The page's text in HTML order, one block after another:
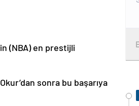
(NBA) en prestijli
sonra bu başarıya